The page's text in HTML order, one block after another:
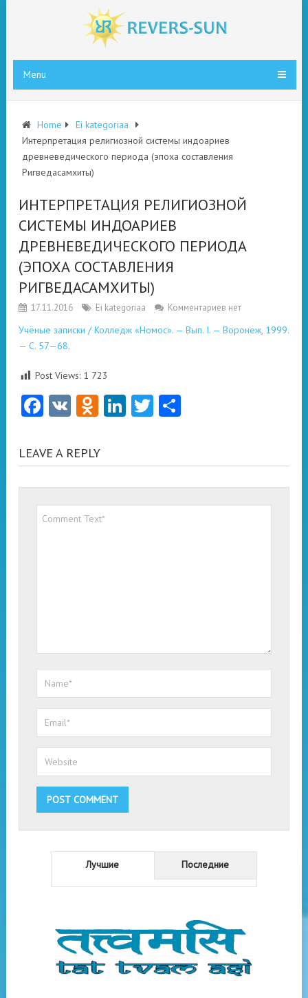
Menu
Home
Ei kategoriaa
Интерпретация религиозной системы индоариев
древневедического периода (эпоха составления
Ригведасамхиты)
ИНТЕРПРЕТАЦИЯ РЕЛИГИОЗНОЙ
СИСТЕМЫ ИНДОАРИЕВ
ДРЕВНЕВЕДИЧЕСКОГО ПЕРИОДА
(ЭПОХА СОСТАВЛЕНИЯ
РИГВЕДАСАМХИТЫ)
17.11.2016 Ei kategoriaa Комментариев нет
Учёные записки / Колледж «Номос». — Вып. I. — Воронеж, 1999.
— С. 57—68.
Post Views: 1 723
Facebook
VK Odnoklassniki
LinkedIn
Twitter
LEAVE A REPLY
Лучшие Последние